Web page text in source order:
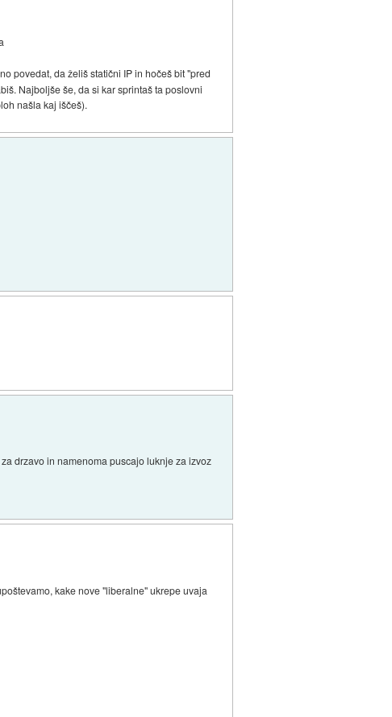
povedat, da želiš statični IP in hočeš bit "pred
Najboljše še, da si kar sprintaš ta poslovni
našla kaj iščeš).
drzavo in namenoma puscajo luknje za izvoz
kake nove "liberalne" ukrepe uvaja